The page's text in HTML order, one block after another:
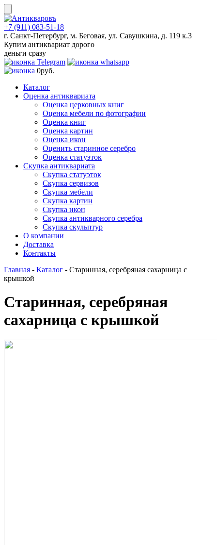
Skip
to
content
+7 (911) 083-51-18
г. Санкт-Петербург, м. Беговая, ул. Савушкина, д. 119 к.3
Купим антиквариат дорого
деньги сразу
0руб.
Каталог
Оценка антиквариата
Оценка церковных книг
Оценка мебели по фотографии
Оценка книг
Оценка картин
Оценка икон
Оценить старинное серебро
Оценка статуэток
Скупка антиквариата
Скупка статуэток
Скупка сервизов
Скупка мебели
Скупка картин
Скупка икон
Скупка антикварного серебра
Скупка скульптур
О компании
Доставка
Контакты
Главная - Каталог - Старинная, серебряная сахарница с
крышкой
Старинная, серебряная
сахарница с крышкой